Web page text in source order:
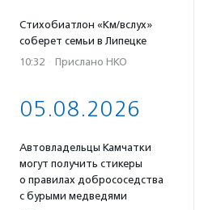
Стихобиатлон «Км/вслух»
соберет семьи в Липецке
10:32 · Прислано НКО
05.08.2026
Автовладельцы Камчатки
могут получить стикеры
о правилах добрососедства
с бурыми медведями